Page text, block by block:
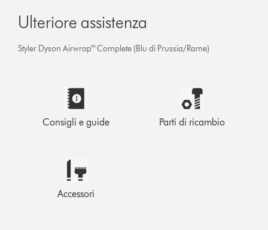
Ulteriore assistenza
Styler Dyson Airwrap™ Complete (Blu di Prussia/Rame)
Consigli e guide Parti di ricambio
Accessori